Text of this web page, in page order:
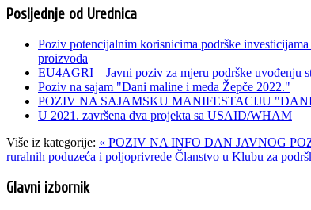
Posljednje od Urednica
Poziv potencijalnim korisnicima podrške
proizvoda
EU4AGRI – Javni poziv za mjeru podrške uvođenju
Poziv na sajam "Dani maline i meda Žepče 2022."
POZIV NA SAJAMSKU MANIFESTACIJU
U 2021. završena dva projekta sa USAID/WHAM
Više iz kategorije: « POZIV NA INFO DAN JAVNOG
ruralnih poduzeća i poljoprivrede Članstvo u Klubu za
Glavni izbornik